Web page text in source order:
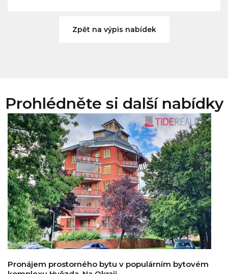
Zpět na výpis nabídek
Prohlédněte si další nabídky
Pronájem prostorného bytu v populárním bytovém